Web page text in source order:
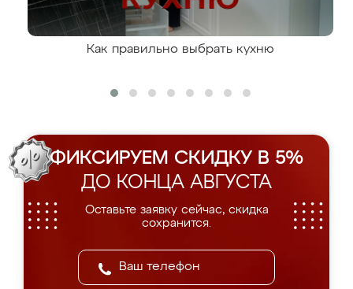
Как правильно выбрать кухню
ФИКСИРУЕМ СКИДКУ В 5%
ДО КОНЦА АВГУСТА
Оставьте заявку сейчас, скидка
сохранится.